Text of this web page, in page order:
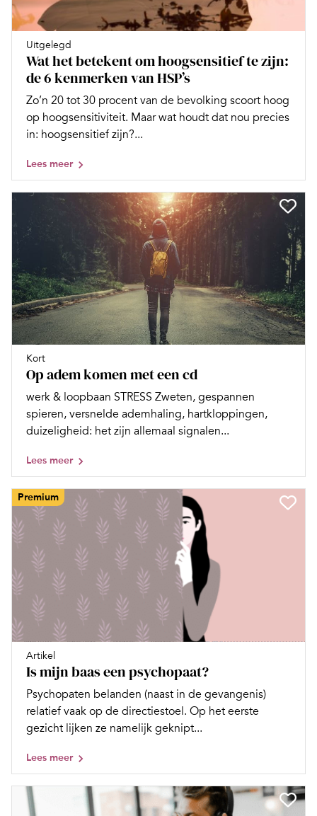
Uitgelegd
Wat het betekent om hoogsensitief te zijn:
de 6 kenmerken van HSP’s
Zo’n 20 tot 30 procent van de bevolking scoort hoog
op hoogsensitiviteit. Maar wat houdt dat nou precies
in: hoogsensitief zijn?...
Lees meer
Kort
Op adem komen met een cd
werk & loopbaan STRESS Zweten, gespannen
spieren, versnelde ademhaling, hartkloppingen,
duizeligheid: het zijn allemaal signalen...
Lees meer
Premium
Artikel
Is mijn baas een psychopaat?
Psychopaten belanden (naast in de gevangenis)
relatief vaak op de directiestoel. Op het eerste
gezicht lijken ze namelijk geknipt...
Lees meer